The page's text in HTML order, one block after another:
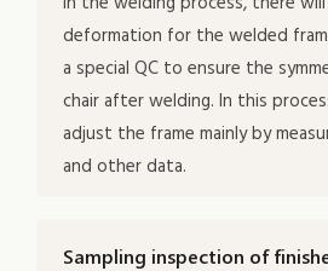
deformation for the welded
a special QC to ensure the
chair after welding. In this
adjust the frame mainly by
and other data.
Sampling inspection of